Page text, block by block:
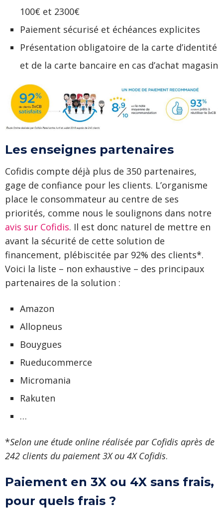
100€ et 2300€
Paiement sécurisé et échéances explicites
Présentation obligatoire de la carte d’identité
et de la carte bancaire en cas d’achat magasin
Les enseignes partenaires
Cofidis compte déjà plus de 350 partenaires,
gage de confiance pour les clients. L’organisme
place le consommateur au centre de ses
priorités, comme nous le soulignons dans notre
avis sur Cofidis. Il est donc naturel de mettre en
avant la sécurité de cette solution de
financement, plébiscitée par 92% des clients*.
Voici la liste – non exhaustive – des principaux
partenaires de la solution :
Amazon
Allopneus
Bouygues
Rueducommerce
Micromania
Rakuten
…
*Selon une étude online réalisée par Cofidis après de
242 clients du paiement 3X ou 4X Cofidis.
Paiement en 3X ou 4X sans frais,
pour quels frais ?